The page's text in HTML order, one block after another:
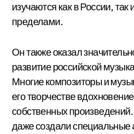
изучаются как в России, так
пределами.
Он также оказал
развитие российской
Многие композиторы и
его творчестве
собственных
даже создали специальные